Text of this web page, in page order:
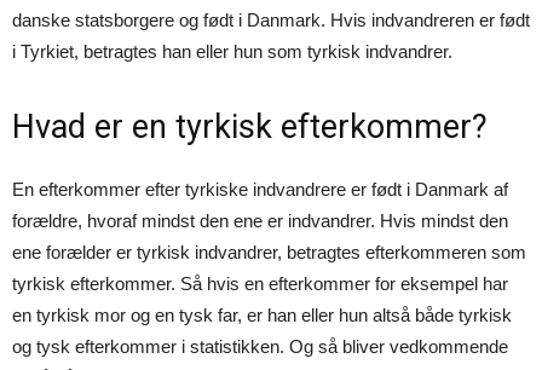
danske statsborgere og født i Danmark. Hvis indvandreren er født
i Tyrkiet, betragtes han eller hun som tyrkisk indvandrer.
Hvad er en tyrkisk efterkommer?
En efterkommer efter tyrkiske indvandrere er født i Danmark af
forældre, hvoraf mindst den ene er indvandrer. Hvis mindst den
ene forælder er tyrkisk indvandrer, betragtes efterkommeren som
tyrkisk efterkommer. Så hvis en efterkommer for eksempel har
en tyrkisk mor og en tysk far, er han eller hun altså både tyrkisk
og tysk efterkommer i statistikken. Og så bliver vedkommende